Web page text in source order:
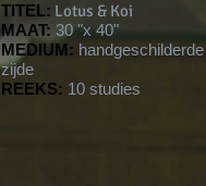
TITEL: Lotus & Koi
MAAT: 30 "x 40"
MEDIUM: handgeschilderde
zijde
REEKS: 10 studies